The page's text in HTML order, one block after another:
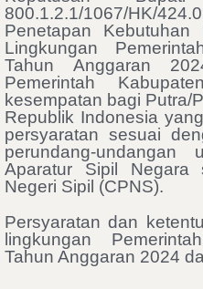
800.1.2.1/1067/HK/
Penetapan
Lingkungan
Tahun Anggaran
Pemerintah
kesempatan bagi Putra/
Republik Indonesia
persyaratan sesuai
perundang-undangan
Aparatur Sipil Negara
Negeri Sipil (CPNS).
Persyaratan dan
lingkungan
Tahun Anggaran 2024